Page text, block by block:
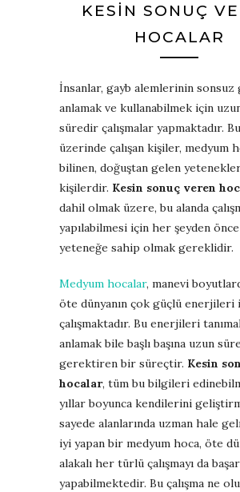
KESIN SONUÇ
HOCALAR
İnsanlar, gayb alemlerinin
anlamak ve kullanabilmek için
süredir çalışmalar yapmaktadır.
üzerinde çalışan kişiler, medyum
bilinen, doğuştan gelen
kişilerdir. Kesin sonuç veren
dahil olmak üzere, bu alanda
yapılabilmesi için her şeyden
yeteneğe sahip olmak gereklidir.
Medyum hocalar, manevi
öte dünyanın çok güçlü enerjileri
çalışmaktadır. Bu enerjileri
anlamak bile başlı başına uzun
gerektiren bir süreçtir. Kesin
hocalar, tüm bu bilgileri
yıllar boyunca kendilerini
sayede alanlarında uzman hale
iyi yapan bir medyum hoca, öte
alakalı her türlü çalışmayı da
yapabilmektedir. Bu çalışma ne